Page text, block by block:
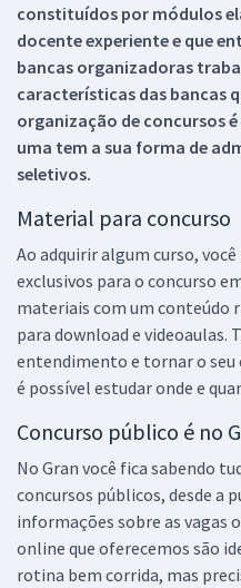
constituídos por módulos
docente experiente e que
bancas organizadoras
características das bancas
organização de concursos
uma tem a sua forma de
seletivos.
Material para concurso
Ao adquirir algum curso,
exclusivos para o concurso
materiais com um conteúdo
para download e videoaulas.
entendimento e tornar o
é possível estudar onde e
Concurso público é no
No Gran você fica sabendo
concursos públicos, desde a
informações sobre as vagas
online que oferecemos são
rotina bem corrida, mas